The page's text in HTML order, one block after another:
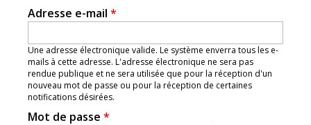
Adresse e-mail *
Une adresse électronique valide. Le système enverra tous les e-
mails à cette adresse. L'adresse électronique ne sera pas
rendue publique et ne sera utilisée que pour la réception d'un
nouveau mot de passe ou pour la réception de certaines
notifications désirées.
Mot de passe *